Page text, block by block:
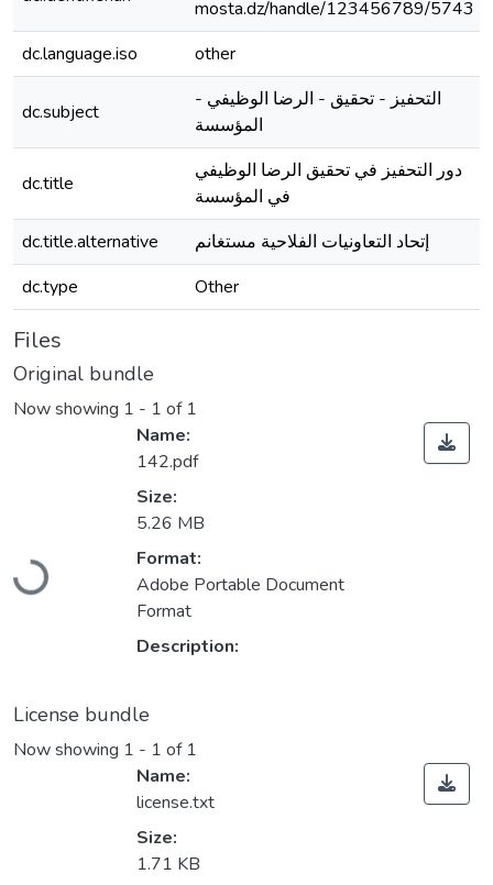
mosta.dz/handle/123456789/5743
dc.language.iso
other
dc.subject
التحفيز - تحقيق - الرضا الوظيفي -
المؤسسة
dc.title
دور التحفيز في تحقيق الرضا الوظيفي
في المؤسسة
dc.title.alternative إتحاد التعاونيات الفلاحية مستغانم
dc.type
Other
Files
Original bundle
Now showing 1 - 1 of 1
Loading...
Name:
142.pdf
Size:
5.26 MB
Format:
Adobe Portable Document
Format
Description:
License bundle
Now showing 1 - 1 of 1
Name:
license.txt
Size:
1.71 KB